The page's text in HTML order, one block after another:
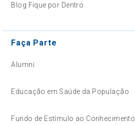
Blog Fique por Dentro
Faça Parte
Alumni
Educação em Saúde da População
Fundo de Estímulo ao Conhecimento